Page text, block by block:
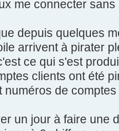
me connecter sans
depuis quelques
arrivent à pirater
ce qui s'est
clients ont été
numéros de
un jour à faire une